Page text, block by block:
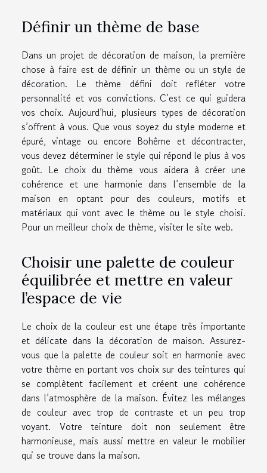
Définir un thème de base
Dans un projet de décoration de maison, la première
chose à faire est de définir un thème ou un style de
décoration. Le thème défini doit refléter votre
personnalité et vos convictions. C’est ce qui guidera
vos choix. Aujourd’hui, plusieurs types de décoration
s’offrent à vous. Que vous soyez du style moderne et
épuré, vintage ou encore Bohême et décontracter,
vous devez déterminer le style qui répond le plus à vos
goût. Le choix du thème vous aidera à créer une
cohérence et une harmonie dans l’ensemble de la
maison en optant pour des couleurs, motifs et
matériaux qui vont avec le thème ou le style choisi.
Pour un meilleur choix de thème, visiter le site web.
Choisir une palette de couleur
équilibrée et mettre en valeur
l’espace de vie
Le choix de la couleur est une étape très importante
et délicate dans la décoration de maison. Assurez-
vous que la palette de couleur soit en harmonie avec
votre thème en portant vos choix sur des teintures qui
se complètent facilement et créent une cohérence
dans l’atmosphère de la maison. Évitez les mélanges
de couleur avec trop de contraste et un peu trop
voyant. Votre teinture doit non seulement être
harmonieuse, mais aussi mettre en valeur le mobilier
qui se trouve dans la maison.